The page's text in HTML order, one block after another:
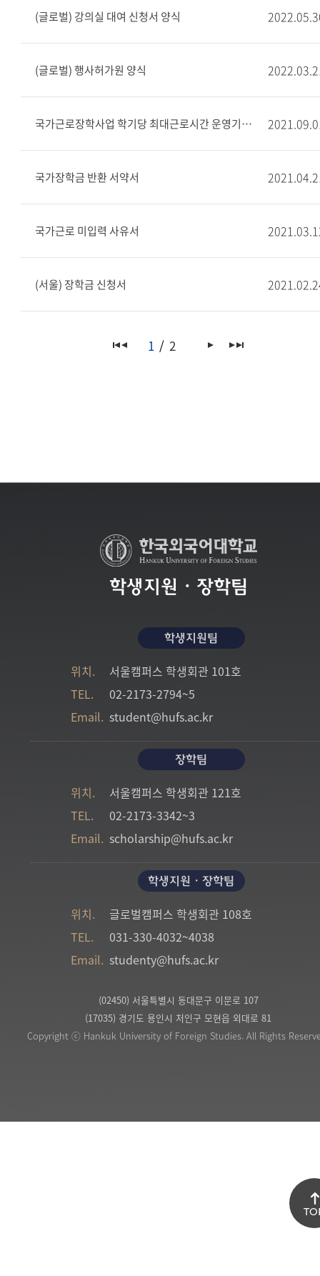
(글로벌) 강의실 대여 신청서 양식
(글로벌) 행사허가원 양식
국가근로장학사업 학기당 최대근로시간 운영기준 및 증빙서류 제출 안내
국가장학금 반환 서약서
국가근로 미입력 사유서
(서울) 장학금 신청서
1 2
학생지원・장학팀
학생지원팀
위치. 서울캠퍼스 학생회관 101호
TEL.
02-2173-2794~5
Email. student@hufs.ac.kr
장학팀
위치. 서울캠퍼스 학생회관 121호
TEL.
02-2173-3342~3
Email. scholarship@hufs.ac.kr
학생지원・장학팀
위치. 글로벌캠퍼스 학생회관 108호
TEL.
031-330-4032~4038
Email. studenty@hufs.ac.kr
(02450) 서울특별시 동대문구 이문로 107
(17035) 경기도 용인시 처인구 모현읍 외대로 81
Copyright ⓒ Hankuk University of Foreign Studies. All Rights